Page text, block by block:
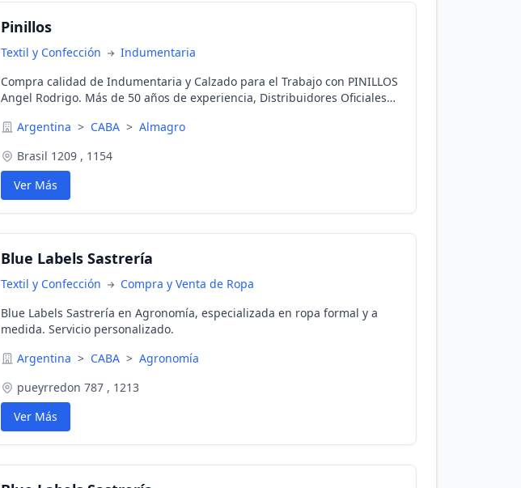
Pinillos
Textil y Confección
Indumentaria
Compra calidad de Indumentaria y Calzado para el Trabajo con PINILLOS
Angel Rodrigo. Más de 50 años de experiencia, Distribuidores Oficiales
Argentina > CABA > Almagro
Brasil 1209 , 1154
Ver Más
Blue Labels Sastrería
Textil y Confección
Compra y Venta de Ropa
Blue Labels Sastrería en Agronomía, especializada en ropa formal y a
medida. Servicio personalizado.
Argentina > CABA > Agronomía
pueyrredon 787 , 1213
Ver Más